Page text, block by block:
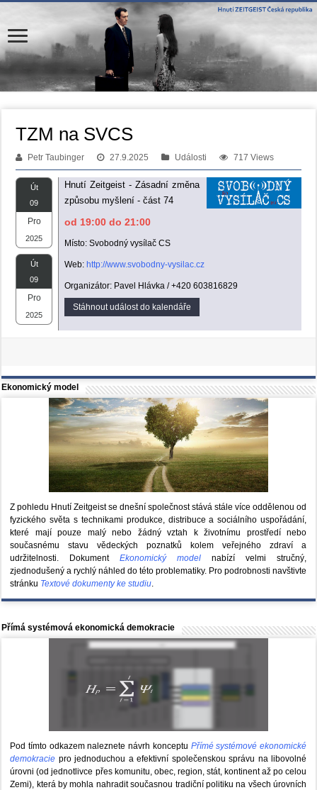
TZM na SVCS
Petr Taubinger 27.9.2025 Události 717 Views
Út
09
Pro
2025
Út
09
Pro
2025
Hnutí Zeitgeist - Zásadní změna
způsobu myšlení - část 74
od 19:00 do 21:00
Místo: Svobodný vysílač CS
Web: http://www.svobodny-vysilac.cz
Organizátor: Pavel Hlávka / +420 603816829
Stáhnout událost do kalendáře
Ekonomický model
Z pohledu Hnutí Zeitgeist se dnešní společnost stává stále více oddělenou od
fyzického světa s technikami produkce, distribuce a sociálního uspořádání,
které mají pouze malý nebo žádný vztah k životnímu prostředí nebo
současnému stavu vědeckých poznatků kolem veřejného zdraví a
udržitelnosti. DokumentEkonomický model nabízí velmi stručný,
zjednodušený a rychlý náhled do této problematiky. Pro podrobnosti navštivte
stránku Textové dokumenty ke studiu.
Přímá systémová ekonomická demokracie
Pod tímto odkazem naleznete návrh konceptu Přímé systémové ekonomické
demokracie pro jednoduchou a efektivní společenskou správu na libovolné
úrovni (od jednotlivce přes komunitu, obec, region, stát, kontinent až po celou
Zemi), která by mohla nahradit současnou tradiční politiku na všech úrovních